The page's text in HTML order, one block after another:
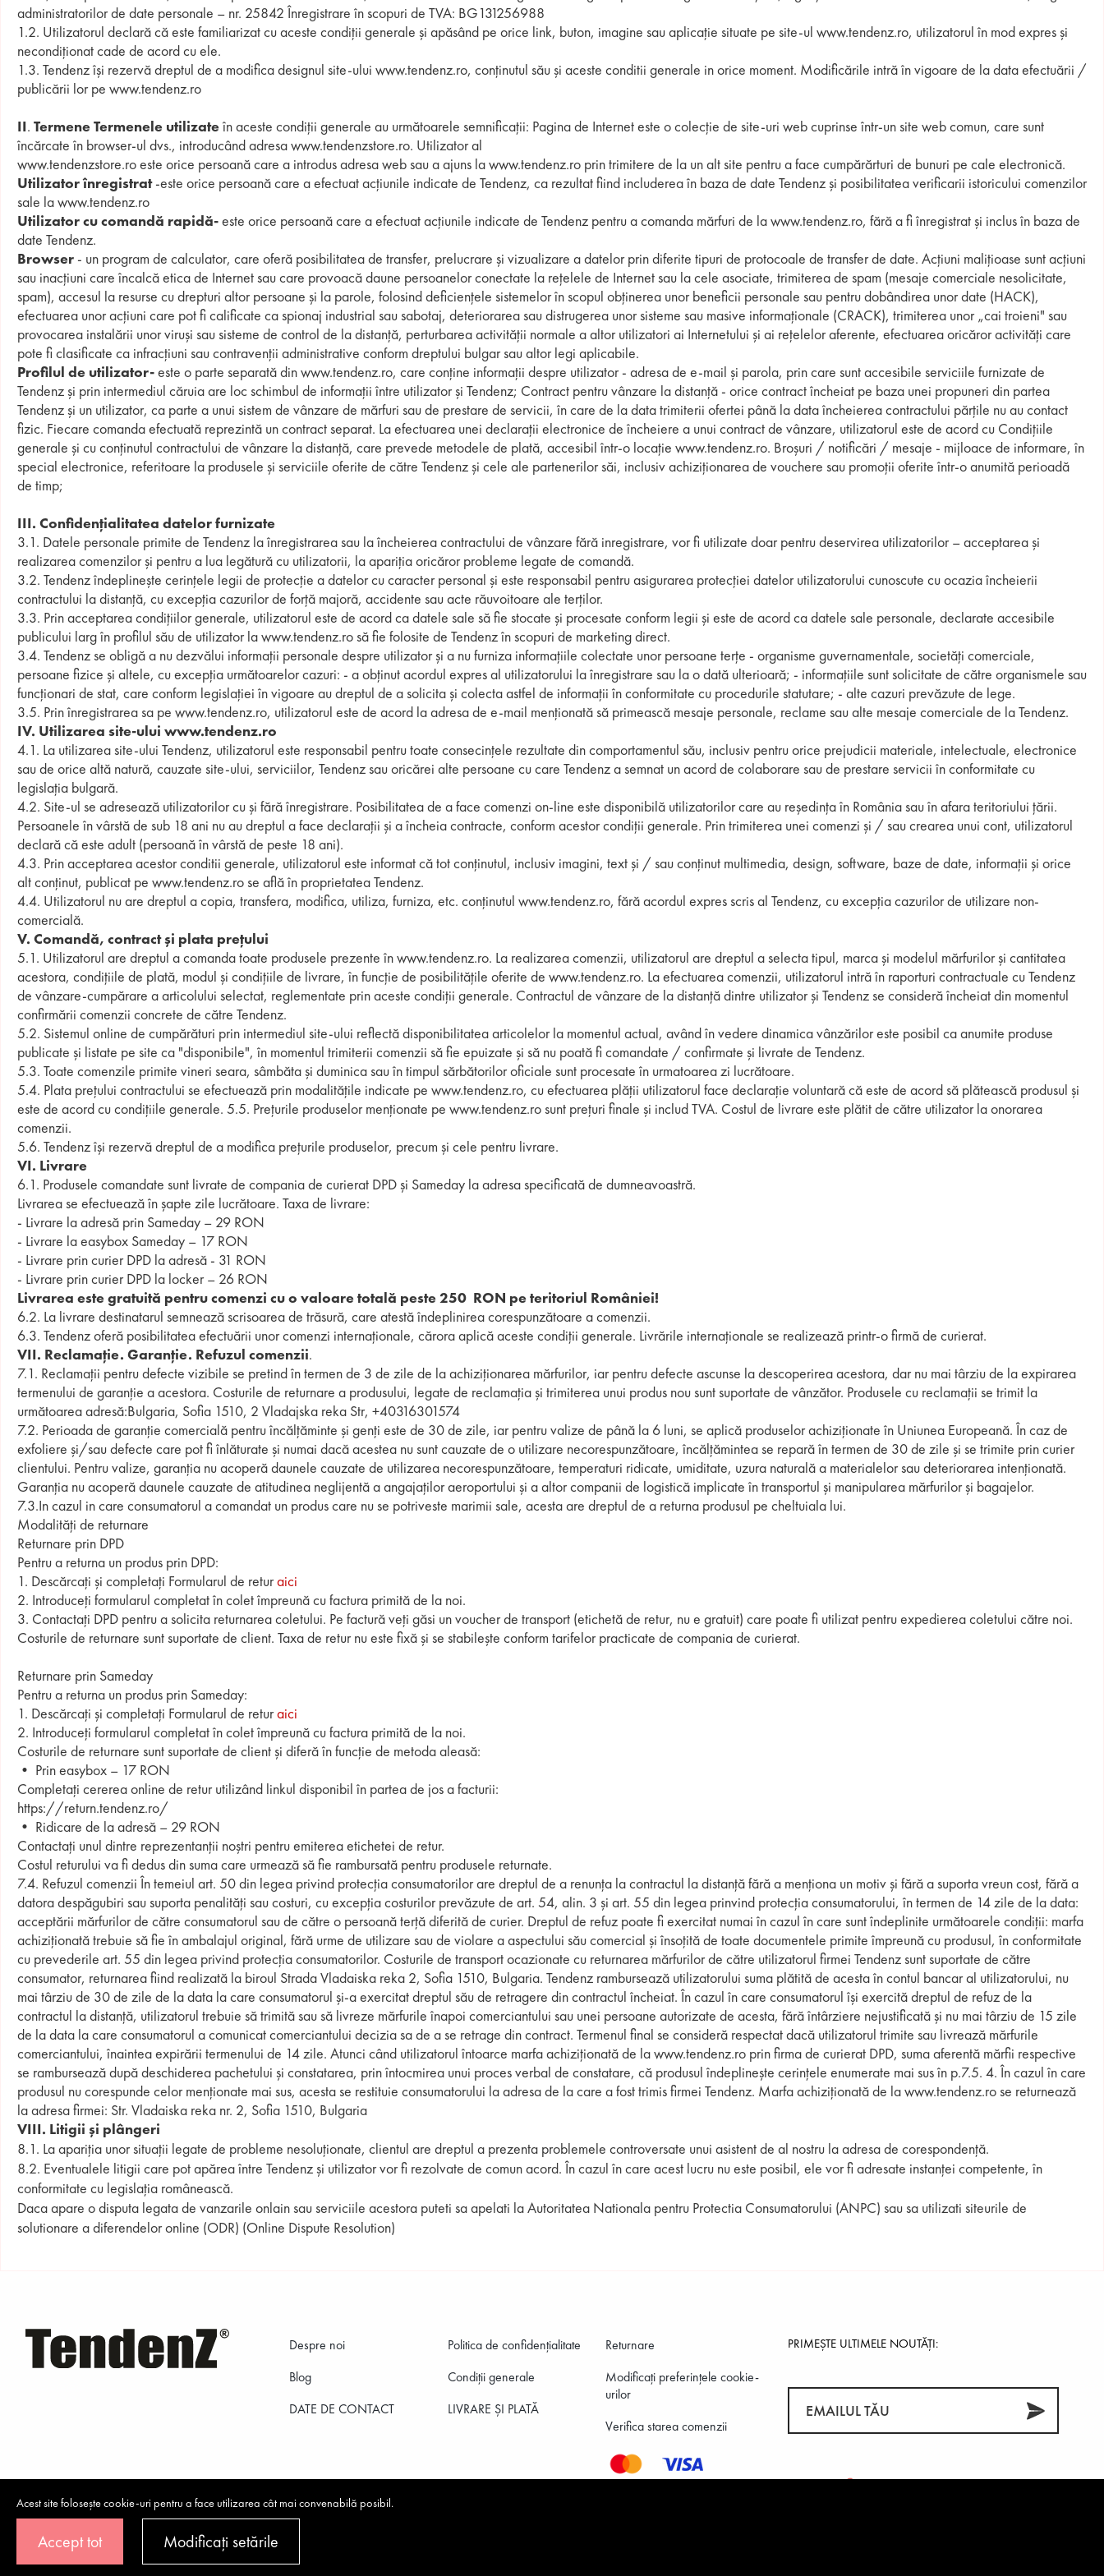
BOTINE ELEGANTE DE DAMĂ PANTOFI DE COPII PORTOFELE BĂRBĂTEȘTI
SANDALE ŞI PAPUCI ELEGANŢI DE DAMĂ
ŞLAPI DE DAMĂ
BOTINE ELEGANTE DE DAMĂ
BOTINE CASUAL DE BĂRBĂȚI
BOTINE ELEGANTE DE BĂRBĂȚI
ŞLAPI BĂRBĂTEŞTI
POŞETE DE DAMĂ
GENŢI BĂRBĂTEŞTI
administratorilor de date personale – nr. 25842 Înregistrare în scopuri de TVA: BG131256988
1.2. Utilizatorul declară că este familiarizat cu aceste condiții generale și apăsând pe orice link, buton, imagine sau aplicație situate pe site-ul www.tendenz.ro, utilizatorul în mod expres și
necondiționat cade de acord cu ele.
1.3. Tendenz își rezervă dreptul de a modifica designul site-ului www.tendenz.ro, conținutul său și aceste conditii generale in orice moment. Modificările intră în vigoare de la data efectuării /
publicării lor pe www.tendenz.ro
ІІ. Termene Termenele utilizateîn aceste condiții generale au următoarele semnificații: Pagina de Internet este o colecție de site-uri web cuprinse într-un site web comun, care sunt
încărcate în browser-ul dvs., introducând adresa www.tendenzstore.ro. Utilizator al
www.tendenzstore.ro este orice persoană care a introdus adresa web sau a ajuns la www.tendenz.ro prin trimitere de la un alt site pentru a face cumpărărturi de bunuri pe cale electronică.
Utilizator înregistrat-este orice persoană care a efectuat acțiunile indicate de Tendenz, ca rezultat fiind includerea în baza de date Tendenz și posibilitatea verificarii istoricului comenzilor
sale la www.tendenz.ro
Utilizator cu comandă rapidă-este orice persoană care a efectuat acțiunile indicate de Tendenz pentru a comanda mărfuri de la www.tendenz.ro, fără a fi înregistrat și inclus în baza de
date Tendenz.
Browser - un program de calculator, care oferă posibilitatea de transfer, prelucrare și vizualizare a datelor prin diferite tipuri de protocoale de transfer de date. Acțiuni malițioase sunt acțiuni
sau inacțiuni care încalcă etica de Internet sau care provoacă daune persoanelor conectate la rețelele de Internet sau la cele asociate, trimiterea de spam (mesaje comerciale nesolicitate,
spam), accesul la resurse cu drepturi altor persoane și la parole, folosind deficiențele sistemelor în scopul obținerea unor beneficii personale sau pentru dobândirea unor date (HACK),
efectuarea unor acțiuni care pot fi calificate ca spionaj industrial sau sabotaj, deteriorarea sau distrugerea unor sisteme sau masive informaționale (CRACK), trimiterea unor „cai troieni" sau
provocarea instalării unor viruși sau sisteme de control de la distanță, perturbarea activității normale a altor utilizatori ai Internetului și ai rețelelor aferente, efectuarea oricăror activități care
pote fi clasificate ca infracțiuni sau contravenții administrative conform dreptului bulgar sau altor legi aplicabile.
Profilul de utilizator-este o parte separată din www.tendenz.ro, care conține informații despre utilizator - adresa de e-mail și parola, prin care sunt accesibile serviciile furnizate de
Tendenz și prin intermediul căruia are loc schimbul de informații între utilizator și Tendenz; Contract pentru vânzare la distanță - orice contract încheiat pe baza unei propuneri din partea
Tendenz și un utilizator, ca parte a unui sistem de vânzare de mărfuri sau de prestare de servicii, în care de la data trimiterii ofertei până la data încheierea contractului părțile nu au contact
fizic. Fiecare comanda efectuată reprezintă un contract separat. La efectuarea unei declarații electronice de încheiere a unui contract de vânzare, utilizatorul este de acord cu Condițiile
generale și cu conținutul contractului de vânzare la distanță, care prevede metodele de plată, accesibil într-o locație www.tendenz.ro. Broșuri / notificări / mesaje - mijloace de informare, în
special electronice, referitoare la produsele și serviciile oferite de către Tendenz și cele ale partenerilor săi, inclusiv achiziționarea de vouchere sau promoții oferite într-o anumită perioadă
de timp;
ІІІ. Confidențialitatea datelor furnizate
3.1. Datele personale primite de Tendenz la înregistrarea sau la încheierea contractului de vânzare fără inregistrare, vor fi utilizate doar pentru deservirea utilizatorilor – acceptarea și
realizarea comenzilor și pentru a lua legătură cu utilizatorii, la apariția oricăror probleme legate de comandă.
3.2. Tendenz îndeplinește cerințele legii de protecție a datelor cu caracter personal și este responsabil pentru asigurarea protecției datelor utilizatorului cunoscute cu ocazia încheierii
contractului la distanță, cu excepția cazurilor de forță majoră, accidente sau acte răuvoitoare ale terților.
3.3. Prin acceptarea condițiilor generale, utilizatorul este de acord ca datele sale să fie stocate și procesate conform legii și este de acord ca datele sale personale, declarate accesibile
publicului larg în profilul său de utilizator la www.tendenz.ro să fie folosite de Tendenz în scopuri de marketing direct.
3.4. Tendenz se obligă a nu dezvălui informații personale despre utilizator și a nu furniza informațiile colectate unor persoane terțe - organisme guvernamentale, societăți comerciale,
persoane fizice și altele, cu excepția următoarelor cazuri: - a obținut acordul expres al utilizatorului la înregistrare sau la o dată ulterioară; - informațiile sunt solicitate de către organismele sau
funcționari de stat, care conform legislației în vigoare au dreptul de a solicita și colecta astfel de informații în conformitate cu procedurile statutare; - alte cazuri prevăzute de lege.
3.5. Prin înregistrarea sa pe www.tendenz.ro, utilizatorul este de acord la adresa de e-mail menționată să primească mesaje personale, reclame sau alte mesaje comerciale de la Tendenz.
ІV. Utilizarea site-ului www.tendenz.ro
4.1. La utilizarea site-ului Tendenz, utilizatorul este responsabil pentru toate consecințele rezultate din comportamentul său, inclusiv pentru orice prejudicii materiale, intelectuale, electronice
sau de orice altă natură, cauzate site-ului, serviciilor, Tendenz sau oricărei alte persoane cu care Tendenz a semnat un acord de colaborare sau de prestare servicii în conformitate cu
legislația bulgară.
4.2. Site-ul se adresează utilizatorilor cu și fără înregistrare. Posibilitatea de a face comenzi on-line este disponibilă utilizatorilor care au reședința în România sau în afara teritoriului țării.
Persoanele în vârstă de sub 18 ani nu au dreptul a face declarații și a încheia contracte, conform acestor condiții generale. Prin trimiterea unei comenzi și / sau crearea unui cont, utilizatorul
declară că este adult (persoană în vârstă de peste 18 ani).
4.3. Prin acceptarea acestor conditii generale, utilizatorul este informat că tot conținutul, inclusiv imagini, text și / sau conținut multimedia, design, software, baze de date, informații și orice
alt conținut, publicat pe www.tendenz.ro se află în proprietatea Tendenz.
4.4. Utilizatorul nu are dreptul a copia, transfera, modifica, utiliza, furniza, etc. conținutul www.tendenz.ro, fără acordul expres scris al Tendenz, cu excepția cazurilor de utilizare non-
comercială.
V. Comandă, contract și plata prețului
5.1. Utilizatorul are dreptul a comanda toate produsele prezente în www.tendenz.ro. La realizarea comenzii, utilizatorul are dreptul a selecta tipul, marca și modelul mărfurilor și cantitatea
acestora, condițiile de plată, modul și condițiile de livrare, în funcție de posibilitățile oferite de www.tendenz.ro. La efectuarea comenzii, utilizatorul intră în raporturi contractuale cu Tendenz
de vânzare-cumpărare a articolului selectat, reglementate prin aceste condiții generale. Contractul de vânzare de la distanță dintre utilizator și Tendenz se consideră încheiat din momentul
confirmării comenzii concrete de către Tendenz.
5.2. Sistemul online de cumpărături prin intermediul site-ului reflectă disponibilitatea articolelor la momentul actual, având în vedere dinamica vânzărilor este posibil ca anumite produse
publicate și listate pe site ca "disponibile", în momentul trimiterii comenzii să fie epuizate și să nu poată fi comandate / confirmate și livrate de Tendenz.
5.3. Toate comenzile primite vineri seara, sâmbăta și duminica sau în timpul sărbătorilor oficiale sunt procesate în urmatoarea zi lucrătoare.
5.4. Plata prețului contractului se efectuează prin modalitățile indicate pe www.tendenz.ro, cu efectuarea plății utilizatorul face declarație voluntară că este de acord să plătească produsul și
este de acord cu condițiile generale. 5.5. Prețurile produselor menționate pe www.tendenz.ro sunt prețuri finale și includ TVA. Costul de livrare este plătit de către utilizator la onorarea
comenzii.
5.6. Tendenz își rezervă dreptul de a modifica prețurile produselor, precum și cele pentru livrare.
VІ. Livrare
6.1. Produsele comandate sunt livrate de compania de curierat DPD și Sameday la adresa specificată de dumneavoastră.
Livrarea se efectuează în șapte zile lucrătoare. Taxa de livrare:
- Livrare la adresă prin Sameday – 29 RON
- Livrare la easybox Sameday – 17 RON
- Livrare prin curier DPD la adresă - 31 RON
- Livrare prin curier DPD la locker – 26 RON
Livrarea este gratuită pentru comenzi cu o valoare totală peste 250 RON pe teritoriul României!
6.2. La livrare destinatarul semnează scrisoarea de trăsură, care atestă îndeplinirea corespunzătoare a comenzii.
6.3. Tendenz oferă posibilitatea efectuării unor comenzi internaționale, cărora aplică aceste condiții generale. Livrările internaționale se realizează printr-o firmă de curierat.
VІІ. Reclamație. Garanție. Refuzul comenzii.
7.1. Reclamații pentru defecte vizibile se pretind în termen de 3 de zile de la achiziționarea mărfurilor, iar pentru defecte ascunse la descoperirea acestora, dar nu mai târziu de la expirarea
termenului de garanție a acestora. Costurile de returnare a produsului, legate de reclamația și trimiterea unui produs nou sunt suportate de vânzător. Produsele cu reclamații se trimit la
următoarea adresă:Bulgaria, Sofia 1510, 2 Vladajska reka Str, +40316301574
7.2. Perioada de garanție comercială pentru încălțăminte și genți este de 30 de zile, iar pentru valize de până la 6 luni, se aplică produselor achiziționate în Uniunea Europeană. În caz de
exfoliere și/sau defecte care pot fi înlăturate și numai dacă acestea nu sunt cauzate de o utilizare necorespunzătoare, încălțămintea se repară în termen de 30 de zile și se trimite prin curier
clientului. Pentru valize, garanția nu acoperă daunele cauzate de utilizarea necorespunzătoare, temperaturi ridicate, umiditate, uzura naturală a materialelor sau deteriorarea intenționată.
Garanția nu acoperă daunele cauzate de atitudinea neglijentă a angajaților aeroportului și a altor companii de logistică implicate în transportul și manipularea mărfurilor și bagajelor.
7.3.In cazul in care consumatorul a comandat un produs care nu se potriveste marimii sale, acesta are dreptul de a returna produsul pe cheltuiala lui.
Modalități de returnare
Returnare prin DPD
Pentru a returna un produs prin DPD:
1. Descărcați și completați Formularul de returaici
2. Introduceți formularul completat în colet împreună cu factura primită de la noi.
3. Contactați DPD pentru a solicita returnarea coletului. Pe factură veți găsi un voucher de transport (etichetă de retur, nu e gratuit) care poate fi utilizat pentru expedierea coletului către noi.
Costurile de returnare sunt suportate de client. Taxa de retur nu este fixă și se stabilește conform tarifelor practicate de compania de curierat.
Returnare prin Sameday
Pentru a returna un produs prin Sameday:
1. Descărcați și completați Formularul de returaici
2. Introduceți formularul completat în colet împreună cu factura primită de la noi.
Costurile de returnare sunt suportate de client și diferă în funcție de metoda aleasă:
• Prin easybox – 17 RON
Completați cererea online de retur utilizând linkul disponibil în partea de jos a facturii:
https://return.tendenz.ro/
• Ridicare de la adresă – 29 RON
Contactați unul dintre reprezentanții noștri pentru emiterea etichetei de retur.
Costul returului va fi dedus din suma care urmează să fie rambursată pentru produsele returnate.
7.4. Refuzul comenzii În temeiul art. 50 din legea privind protecția consumatorilor are dreptul de a renunța la contractul la distanță fără a menționa un motiv și fără a suporta vreun cost, fără a
datora despăgubiri sau suporta penalități sau costuri, cu excepția costurilor prevăzute de art. 54, alin. 3 și art. 55 din legea prinvind protecția consumatorului, în termen de 14 zile de la data:
acceptării mărfurilor de către consumatorul sau de către o persoană terță diferită de curier. Dreptul de refuz poate fi exercitat numai în cazul în care sunt îndeplinite următoarele condiții: marfa
achiziționată trebuie să fie în ambalajul original, fără urme de utilizare sau de violare a aspectului său comercial și însoțită de toate documentele primite împreună cu produsul, în conformitate
cu prevederile art. 55 din legea privind protecția consumatorilor. Costurile de transport ocazionate cu returnarea mărfurilor de către utilizatorul firmei Tendenz sunt suportate de către
consumator, returnarea fiind realizată la biroul Strada Vladaiska reka 2, Sofia 1510, Bulgaria. Tendenz rambursează utilizatorului suma plătită de acesta în contul bancar al utilizatorului, nu
mai târziu de 30 de zile de la data la care consumatorul și-a exercitat dreptul său de retragere din contractul încheiat. În cazul în care consumatorul își exercită dreptul de refuz de la
contractul la distanță, utilizatorul trebuie să trimită sau să livreze mărfurile înapoi comerciantului sau unei persoane autorizate de acesta, fără întârziere nejustificată și nu mai târziu de 15 zile
de la data la care consumatorul a comunicat comerciantului decizia sa de a se retrage din contract. Termenul final se consideră respectat dacă utilizatorul trimite sau livrează mărfurile
comerciantului, înaintea expirării termenului de 14 zile. Atunci când utilizatorul întoarce marfa achiziționată de la www.tendenz.ro prin firma de curierat DPD, suma aferentă mărfii respective
se rambursează după deschiderea pachetului și constatarea, prin întocmirea unui proces verbal de constatare, că produsul îndeplinește cerințele enumerate mai sus în p.7.5. 4. În cazul în care
produsul nu corespunde celor menționate mai sus, acesta se restituie consumatorului la adresa de la care a fost trimis firmei Tendenz. Marfa achiziționată de la www.tendenz.ro se returnează
la adresa firmei: Str. Vladaiska reka nr. 2, Sofia 1510, Bulgaria
VІІІ. Litigii și plângeri
8.1. La apariția unor situații legate de probleme nesoluționate, clientul are dreptul a prezenta problemele controversate unui asistent de al nostru la adresa de corespondență.
8.2. Eventualele litigii care pot apărea între Tendenz și utilizator vor fi rezolvate de comun acord. În cazul în care acest lucru nu este posibil, ele vor fi adresate instanței competente, în
conformitate cu legislația românească.
Daca apare o disputa legata de vanzarile onlain sau serviciile acestora puteti sa apelati la Autoritatea Nationala pentru Protectia Consumatorului (ANPC) sau sa utilizati siteurile de
solutionare a diferendelor online (ODR) (Online Dispute Resolution)
Despre noi
Blog
DATE DE CONTACT
Politica de confidenţialitate
Condiții generale
LIVRARE ȘI PLATĂ
Returnare
Modificați preferințele cookie-
urilor
Verifica starea comenzii
PRIMEȘTE ULTIMELE NOUTĂȚI:
Acest site folosește cookie-uri pentru a face utilizarea cât mai convenabilă posibil.
Accept tot Modificați setările